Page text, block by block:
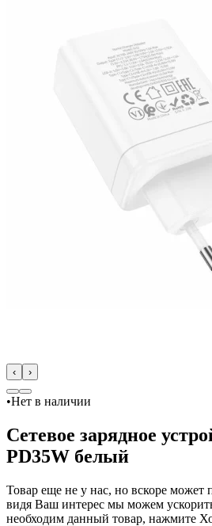
‹ ›
•Нет в наличии
Сетевое зарядное
PD35W белый
Товар еще не у нас, но вскоре может
видя Ваш интерес мы можем
необходим данный товар, нажмите